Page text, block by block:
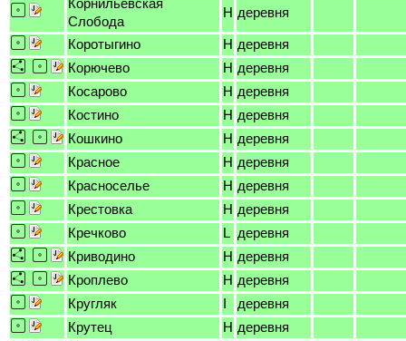
Слобода
H деревня
Коротыгино H деревня
Корючево
H деревня
Косарово
H деревня
Костино
H деревня
Кошкино
H деревня
Красное
H деревня
Красноселье
H деревня
Крестовка
H деревня
Кречково
L деревня
Криводино
H деревня
Кроплево
H деревня
Кругляк
I
деревня
Крутец
H деревня